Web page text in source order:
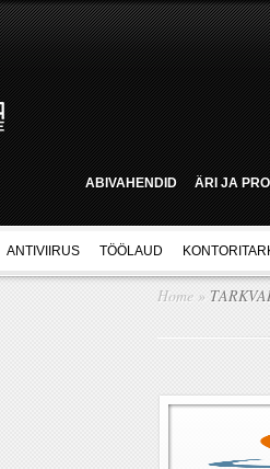
ABIVAHENDID ÄRI JA
ANTIVIIRUS TÖÖLAUD
Home »